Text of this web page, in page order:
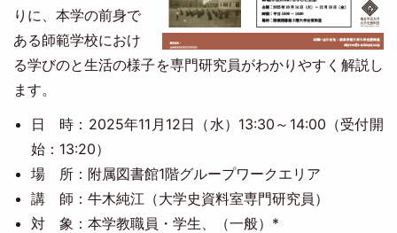
りに、本学の前身で
ある師範学校におけ
る学びのと生活の様子を専門研究員がわかりやすく解説し
ます。
日 時：2025年11月12日（水）13:30～14:00（受付開
始：13:20）
場 所：附属図書館1階グループワークエリア
講 師：牛木純江（大学史資料室専門研究員）
対 象：本学教職員・学生、（一般）*